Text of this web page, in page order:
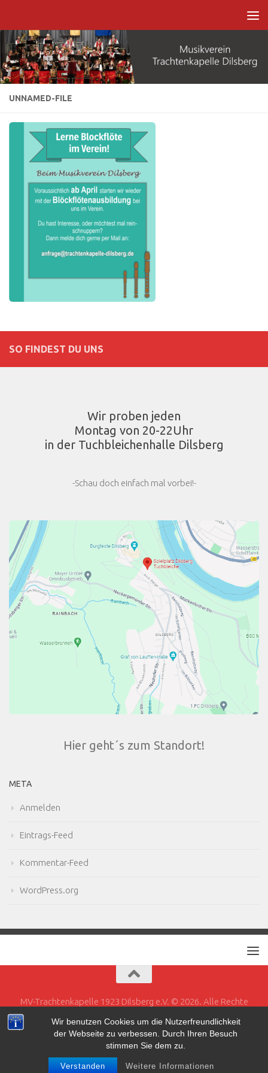
Wir benutzen Cookies um die Nutzerfreundlichkeit
der Webseite zu verbessen. Durch Ihren Besuch
stimmen Sie dem zu.
Verstanden Weitere Informationen
UNNAMED-FILE
SO FINDEST DU UNS
Wir proben jeden
Montag von 20-22Uhr
in der Tuchbleichenhalle Dilsberg
-Schau doch einfach mal vorbei!-
Hier geht´s zum Standort!
META
Anmelden
Eintrags-Feed
Kommentar-Feed
WordPress.org
MV-Trachtenkapelle 1923 Dilsberg e.V. © 2026. Alle Rechte
Powered by - Entworfen mit demHueman-Theme